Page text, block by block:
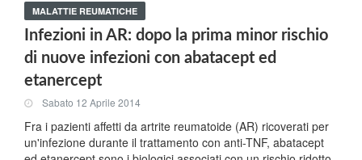
MALATTIE REUMATICHE
Infezioni in AR: dopo la prima minor rischio
di nuove infezioni con abatacept ed
etanercept
Sabato 12 Aprile 2014
Fra i pazienti affetti da artrite reumatoide (AR) ricoverati per
un'infezione durante il trattamento con anti-TNF, abatacept